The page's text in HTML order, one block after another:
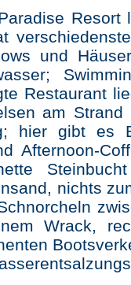
Resort
und
Restaurant
am Strand
hier gibt es
Afternoon-
nichts
Wrack,